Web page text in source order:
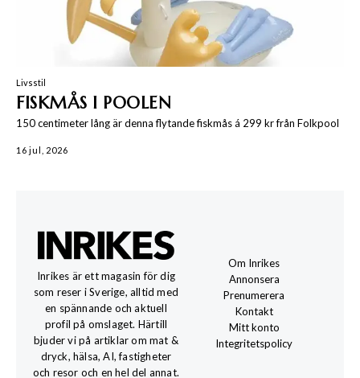
Livsstil
FISKMÅS I POOLEN
150 centimeter lång är denna flytande fiskmås á 299 kr från Folkpool
16 jul, 2026
Inrikes är ett magasin för dig
som reser i Sverige, alltid med
en spännande och aktuell
profil på omslaget. Härtill
bjuder vi på artiklar om mat &
dryck, hälsa, AI, fastigheter
och resor och en hel del annat.
Om Inrikes
Annonsera
Prenumerera
Kontakt
Mitt konto
Integritetspolicy